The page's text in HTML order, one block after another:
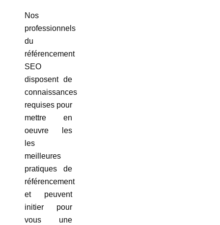
Nos
professionnels
du
référencement
SEO
disposent de
connaissances
requises pour
mettre en
oeuvre les
les
meilleures
pratiques de
référencement
et peuvent
initier pour
vous une